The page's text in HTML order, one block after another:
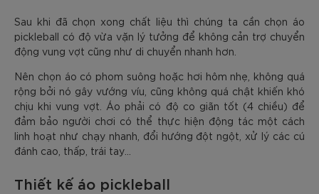
Sau khi đã chọn xong chất liệu thì chúng ta cần chọn áo
pickleball có độ vừa vặn lý tưởng để không cản trợ chuyển
động vung vợt cũng như di chuyển nhanh hơn.
Nên chọn áo có phom suông hoặc hơi hôm nhẹ, không quá
rộng bởi nó gây vướng víu, cũng không quá chật khiến khó
chịu khi vung vợt. Áo phải có độ co giãn tốt (4 chiều) để
đảm bảo người chơi có thể thực hiện động tác một cách
linh hoạt như chạy nhanh, đổi hướng đột ngột, xử lý các cú
đánh cao, thấp, trái tay…
Thiết kế áo pickleball